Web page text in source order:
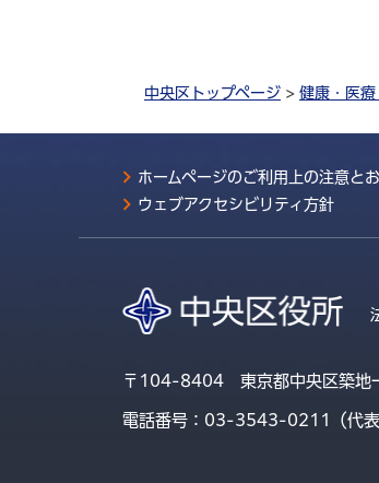
中央区トップページ > 健康・医療
ホームページのご利用上の注意と
ウェブアクセシビリティ方針
〒104-8404 東京都中央区築地
電話番号：03-3543-0211（代表